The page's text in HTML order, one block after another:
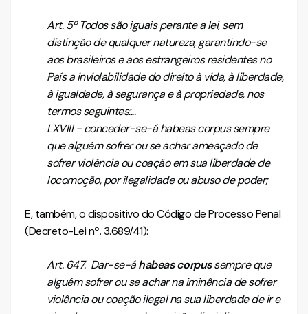
Art. 5º Todos são iguais perante a lei, sem
distinção de qualquer natureza, garantindo-se
aos brasileiros e aos estrangeiros residentes no
País a inviolabilidade do direito à vida, à liberdade,
à igualdade, à segurança e à propriedade, nos
termos seguintes:...
LXVIII - conceder-se-áhabeas corpussempre
que alguém sofrer ou se achar ameaçado de
sofrer violência ou coação em sua liberdade de
locomoção, por ilegalidade ou abuso de poder;
E, também, o dispositivo do Código de Processo Penal
(Decreto-Lei nº. 3.689/41):
Art. 647. Dar-se-áhabeas corpussempre que
alguém sofrer ou se achar na iminência de sofrer
violência ou coação ilegal na sua liberdade de ir e